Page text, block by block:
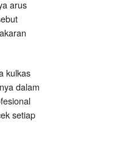
arus
kulkas
dalam
setiap